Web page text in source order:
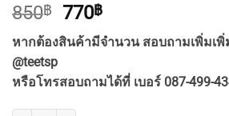
850฿
Original
price
was:
850฿.
770฿Current
price
is:
770฿.
หากต้องสินค้ามีจำนวน สอบถามเพิ่มเพิ่
@teetsp
หรือโทรสอบถามได้ที่ เบอร์ 087-499-